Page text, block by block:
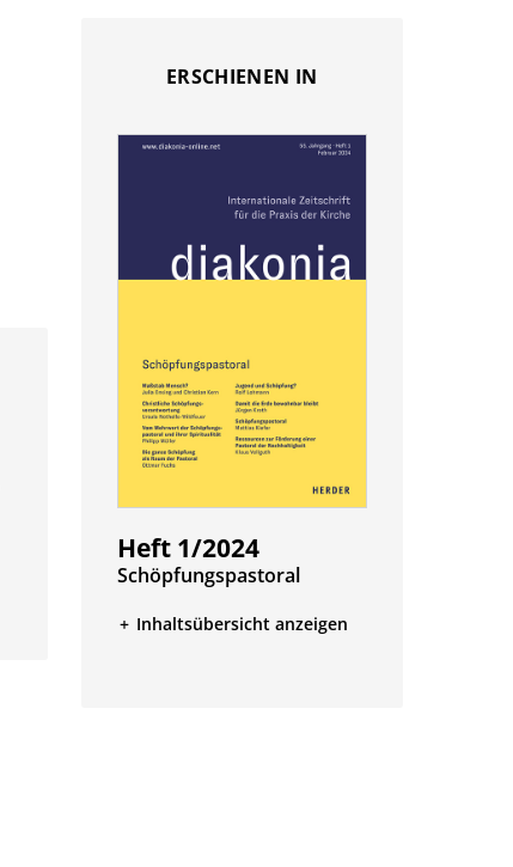
ERSCHIENEN IN
Heft 1/2024
:
Schöpfungspastoral
Inhaltsübersicht anzeigen